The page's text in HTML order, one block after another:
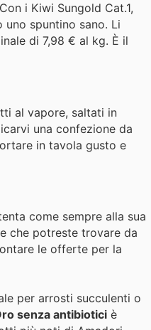
i Kiwi Sungold Cat.1,
spuntino sano. Li
di 7,98 € al kg. È il
al vapore, saltati in
una confezione da
in tavola gusto e
come sempre alla sua
che potreste trovare da
le offerte per la
per arrosti succulenti o
senza antibiotici è